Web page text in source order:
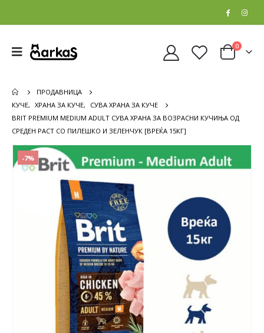
0
ПРОДАВНИЦА
КУЧЕ, ХРАНА ЗА КУЧЕ,
СУВА ХРАНА ЗА КУЧЕ
BRIT PREMIUM MEDIUM ADULT СУВА ХРАНА ЗА ВОЗРАСНИ КУЧИЊА ОД
СРЕДЕН РАСТ СО ПИЛЕШКО И ЗЕЛЕНЧУК [ВРЕЌА 15КГ]
-7%